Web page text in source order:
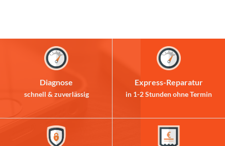
Diagnose
schnell & zuverlässig
Express-Reparatur
in 1-2 Stunden ohne Termin